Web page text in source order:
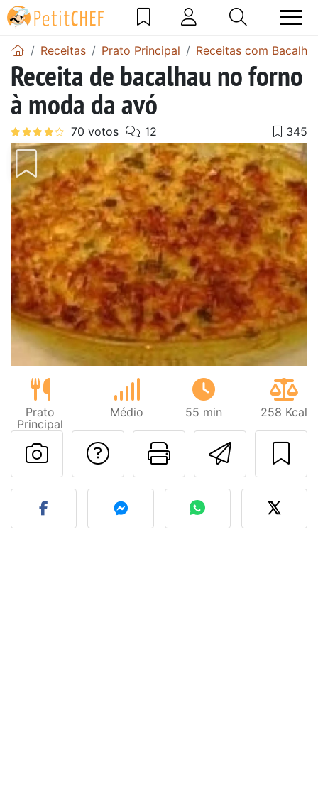
Receitas Prato Principal Receitas com
Receita de bacalhau no forno
à moda da avó
Prato
Principal
Médio 55 min 258 Kcal
Imprima
Falar com o autor
Fez esta receita?